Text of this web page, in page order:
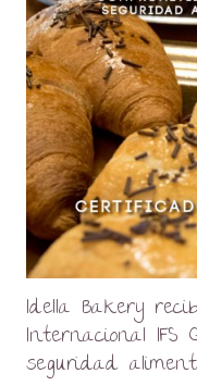
Idella Bakery
Internacional IFS
seguridad